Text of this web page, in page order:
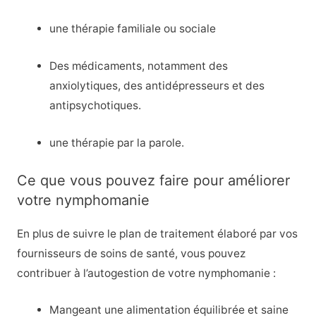
une thérapie familiale ou sociale
Des médicaments, notamment des
anxiolytiques, des antidépresseurs et des
antipsychotiques.
une thérapie par la parole.
Ce que vous pouvez faire pour améliorer
votre nymphomanie
En plus de suivre le plan de traitement élaboré par vos
fournisseurs de soins de santé, vous pouvez
contribuer à l’autogestion de votre nymphomanie :
Mangeant une alimentation équilibrée et saine